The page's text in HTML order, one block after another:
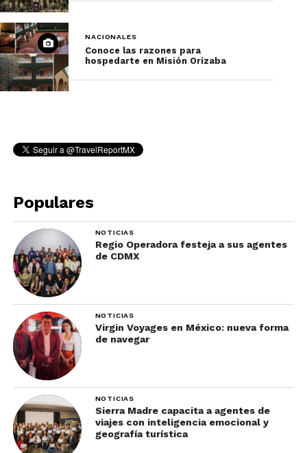
NACIONALES
Conoce las razones para
hospedarte en Misión Orizaba
Populares
NOTICIAS
Regio Operadora festeja a sus agentes
de CDMX
NOTICIAS
Virgin Voyages en México: nueva forma
de navegar
NOTICIAS
Sierra Madre capacita a agentes de
viajes con inteligencia emocional y
geografía turística